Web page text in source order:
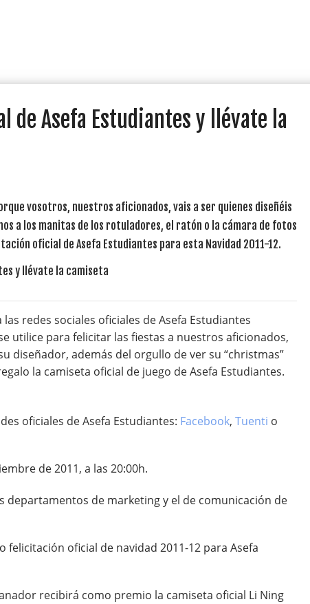
de Asefa Estudiantes y llévate la
vosotros, nuestros aficionados, vais a ser quienes diseñéis
a los manitas de los rotuladores, el ratón o la cámara de fotos
oficial de Asefa Estudiantes para esta Navidad 2011-12.
redes sociales oficiales de Asefa Estudiantes
utilice para felicitar las fiestas a nuestros aficionados,
diseñador, además del orgullo de ver su “christmas”
la camiseta oficial de juego de Asefa Estudiantes.
oficiales de Asefa Estudiantes: Facebook, Tuenti o
de 2011, a las 20:00h.
departamentos de marketing y el de comunicación de
felicitación oficial de navidad 2011-12 para Asefa
recibirá como premio la camiseta oficial Li Ning